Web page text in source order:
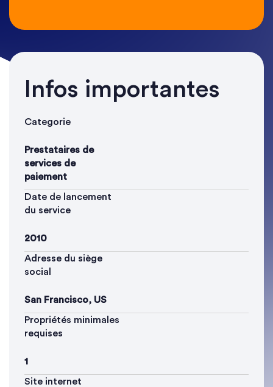
Infos importantes
Categorie
Prestataires de
services de
paiement
Date de lancement
du service
2010
Adresse du siège
social
San Francisco, US
Propriétés minimales
requises
1
Site internet